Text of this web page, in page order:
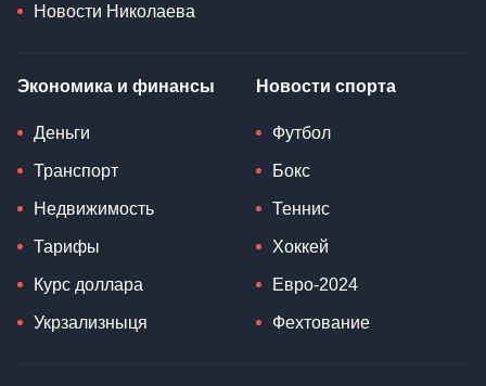
Новости Николаева
Экономика и финансы
Деньги
Транспорт
Недвижимость
Тарифы
Курс доллара
Укрзализныця
Новости спорта
Футбол
Бокс
Теннис
Хоккей
Евро-2024
Фехтование